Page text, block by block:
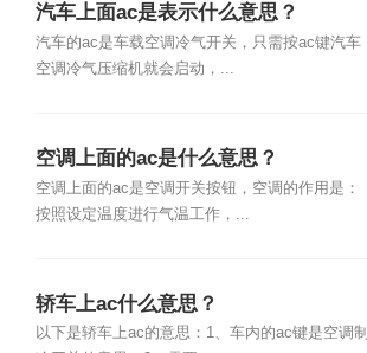
汽车上面ac是表示什么意思？
汽车的ac是车载空调冷气开关，只需按ac键汽车
空调冷气压缩机就会启动，...
空调上面的ac是什么意思？
空调上面的ac是空调开关按钮，空调的作用是：
按照设定温度进行气温工作，...
轿车上ac什么意思？
以下是轿车上ac的意思：1、车内的ac键是空调制